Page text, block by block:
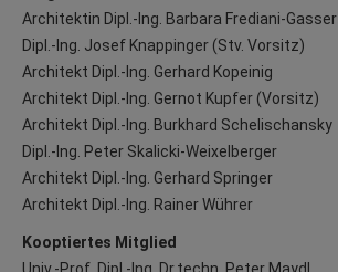
Architektin Dipl.-Ing. Barbara Frediani-Gasser
Dipl.-Ing. Josef Knappinger (Stv. Vorsitz)
Architekt Dipl.-Ing. Gerhard Kopeinig
Architekt Dipl.-Ing. Gernot Kupfer (Vorsitz)
Architekt Dipl.-Ing. Burkhard Schelischansky
Dipl.-Ing. Peter Skalicki-Weixelberger
Architekt Dipl.-Ing. Gerhard Springer
Architekt Dipl.-Ing. Rainer Wührer
Kooptiertes Mitglied
Univ.-Prof. Dipl.-Ing. Dr.techn. Peter Maydl